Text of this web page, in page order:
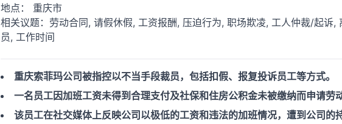
地点： 重庆市
相关议题： 劳动合同, 请假休假, 工资报酬, 压迫行为, 职场欺凌, 工人仲裁/起诉,
员, 工作时间
重庆索菲玛公司被指控以不当手段裁员，包括扣假、报复投诉员工等方式。
一名员工因加班工资未得到合理支付及社保和住房公积金未被缴纳而申请劳
该员工在社交媒体上反映公司以极低的工资和违法的加班情况，遭到公司的